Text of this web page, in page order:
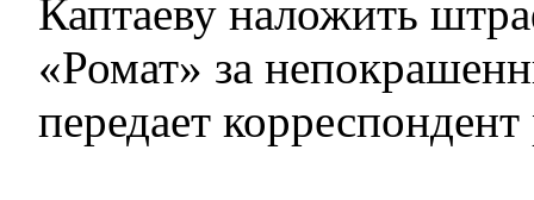
Каптаеву наложить
«Ромат» за
передает